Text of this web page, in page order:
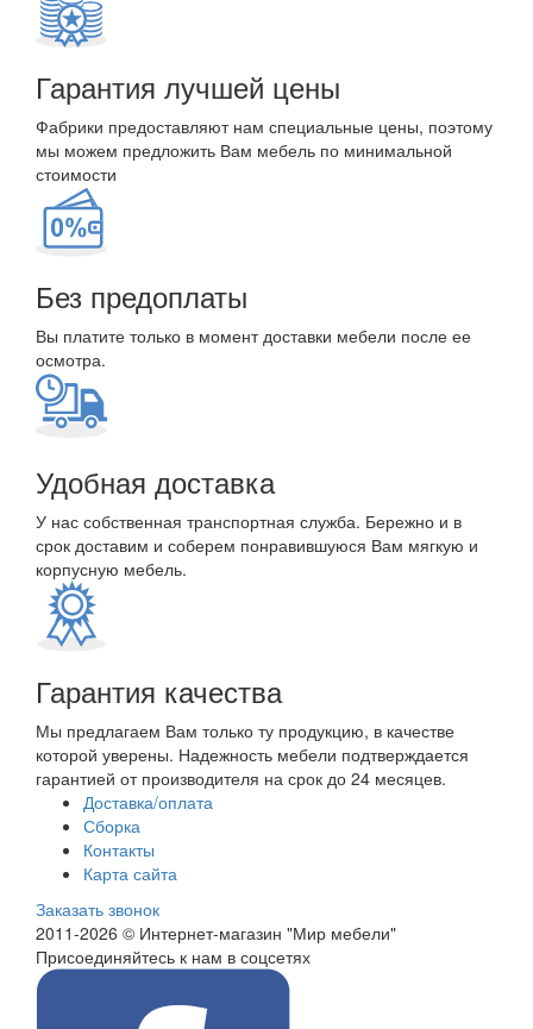
Гарантия лучшей цены
Фабрики предоставляют нам специальные цены, поэтому
мы можем предложить Вам мебель по минимальной
стоимости
Без предоплаты
Вы платите только в момент доставки мебели после ее
осмотра.
Удобная доставка
У нас собственная транспортная служба. Бережно и в
срок доставим и соберем понравившуюся Вам мягкую и
корпусную мебель.
Гарантия качества
Мы предлагаем Вам только ту продукцию, в качестве
которой уверены. Надежность мебели подтверждается
гарантией от производителя на срок до 24 месяцев.
Доставка/оплата
Сборка
Контакты
Карта сайта
Заказать звонок
2011-2026 © Интернет-магазин "Мир мебели"
Присоединяйтесь к нам в соцсетях